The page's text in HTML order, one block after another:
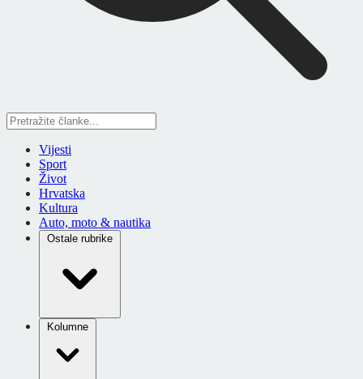
Vijesti
Sport
Život
Hrvatska
Kultura
Auto, moto & nautika
Ostale rubrike
Kolumne